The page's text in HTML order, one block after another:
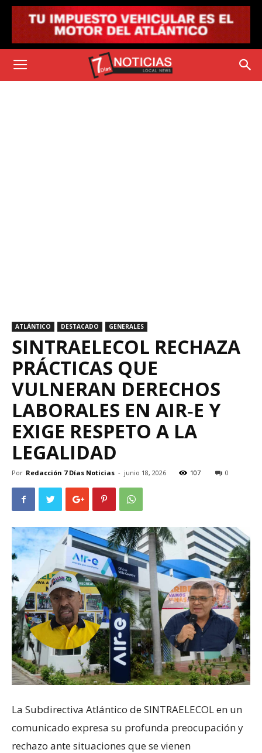
ATLÁNTICO DESTACADO GENERALES
SINTRAELECOL RECHAZA
PRÁCTICAS QUE
VULNERAN DERECHOS
LABORALES EN AIR‑E Y
EXIGE RESPETO A LA
LEGALIDAD
Por Redacción 7 Días Noticias - junio 18, 2026 107 0
La Subdirectiva Atlántico de SINTRAELECOL en un
comunicado expresa su profunda preocupación y
rechazo ante situaciones que se vienen